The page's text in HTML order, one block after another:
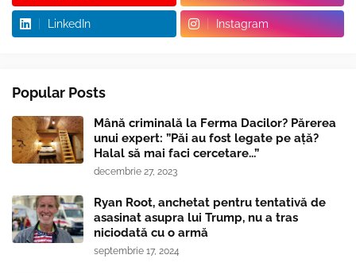
LinkedIn Instagram
Popular Posts
Mână criminală la Ferma Dacilor? Părerea
unui expert: ”Păi au fost legate pe ață?
Halal să mai faci cercetare...”
decembrie 27, 2023
Ryan Root, anchetat pentru tentativă de
asasinat asupra lui Trump, nu a tras
niciodată cu o armă
septembrie 17, 2024